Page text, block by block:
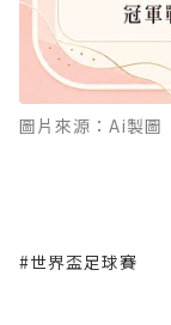
圖片來源：Ai製圖
#世界盃足球賽